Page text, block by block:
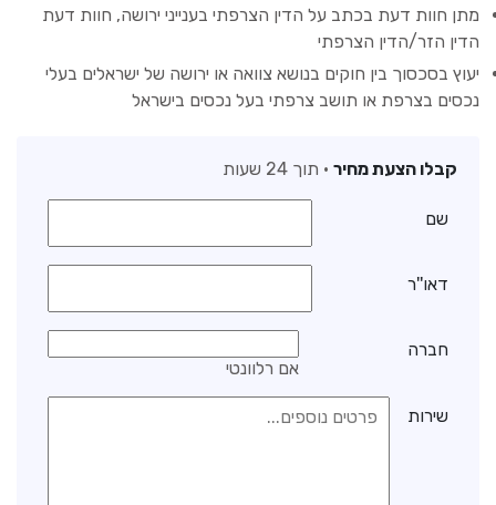
מתן חוות דעת בכתב על הדין הצרפתי בענייני ירושה, חוות דעת
הדין הזר/הדין הצרפתי
יעוץ בסכסוך בין חוקים בנושא צוואה או ירושה של ישראלים בעלי
נכסים בצרפת או תושב צרפתי בעל נכסים בישראל
קבלו הצעת מחיר • תוך 24 שעות
שם
דאו''ר
חברה
אם רלוונטי
שירות